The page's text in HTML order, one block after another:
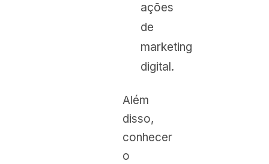
ações
de
marketing
digital.
Além
disso,
conhecer
o